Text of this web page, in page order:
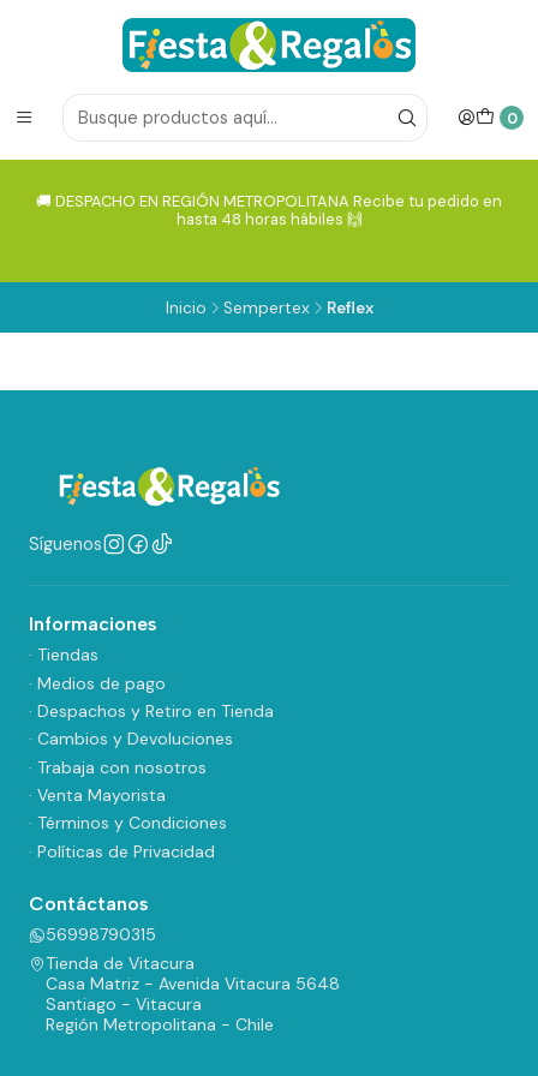
0
🚚 DESPACHO EN REGIÓN METROPOLITANA Recibe tu pedido en
hasta 48 horas hábiles 🙌
Inicio Sempertex Reflex
Síguenos
Informaciones
· Tiendas
· Medios de pago
· Despachos y Retiro en Tienda
· Cambios y Devoluciones
· Trabaja con nosotros
· Venta Mayorista
· Términos y Condiciones
· Políticas de Privacidad
Contáctanos
56998790315
Tienda de Vitacura
Casa Matriz - Avenida Vitacura 5648
Santiago - Vitacura
Región Metropolitana - Chile